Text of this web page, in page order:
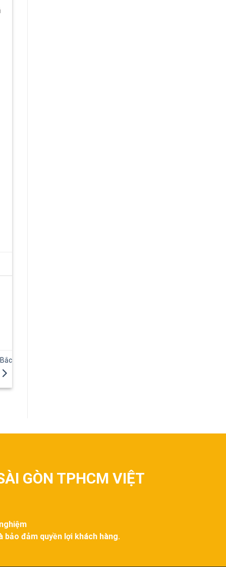
GÒN TPHCM VIỆT
đảm quyền lợi khách hàng.